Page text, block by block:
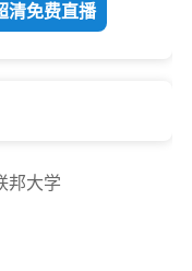
清免费直播
邦大学